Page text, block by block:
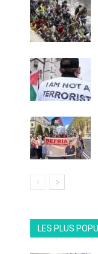
LES PLUS